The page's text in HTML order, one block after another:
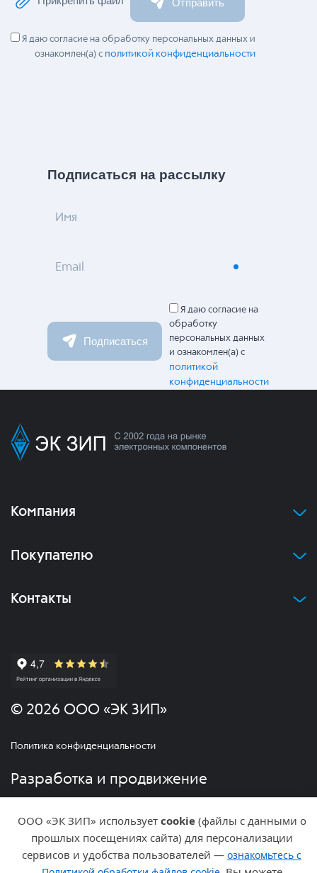
Я даю согласие на обработку персональных данных и
ознакомлен(а) с политикой конфиденциальности
Подписаться на рассылку
Имя
Email
Подписаться
Я даю согласие на
обработку
персональных данных
и ознакомлен(а) с
политикой
конфиденциальности
Компания
Покупателю
Контакты
© 2026 ООО «ЭК ЗИП»
Политика конфиденциальности
Разработка и продвижение
ООО «ЭК ЗИП» использует cookie(файлы с данными о
прошлых посещениях сайта) для персонализации
сервисов и удобства пользователей — ознакомьтесь с